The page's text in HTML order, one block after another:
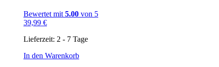
Bewertet mit 5.00 von 5
39,99 €
Lieferzeit: 2 - 7 Tage
In den Warenkorb